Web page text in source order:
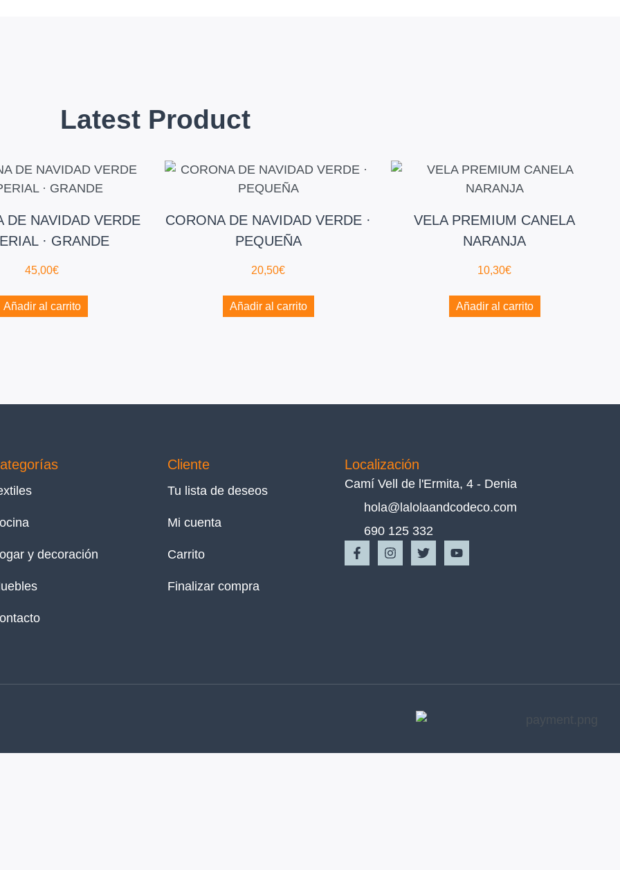
Latest Product
DE NAVIDAD VERDE
· GRANDE
45,00€
Añadir al carrito
CORONA DE NAVIDAD VERDE ·
PEQUEÑA
20,50€
Añadir al carrito
VELA PREMIUM CANELA
NARANJA
10,30€
Añadir al carrito
y decoración
Cliente
Tu lista de deseos
Mi cuenta
Carrito
Finalizar compra
Localización
Camí Vell de l'Ermita, 4 - Denia
hola@lalolaandcodeco.com
690 125 332